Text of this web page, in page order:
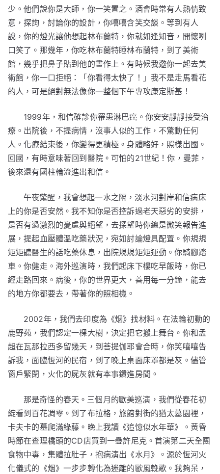
少。他們說你是大師，你一笑置之。酒會時常有人熱情致
意，探詢，討論你的設計，你嘻嘻含笑交談。等到有人
說，你的燈光讓他想起林布蘭特，你就如逢知音，開懷咧
口笑了。那幾年，你吃林布蘭特睡林布蘭特，到了美術
館，幾乎把鼻子貼到他的畫作上。有時候我邀你一起去美
術館，你一口拒絕：「你看得太快了！」我不是走馬看花
的人，可是絕對無法像你一整個下午專攻康定斯基！
1999年，和信確診你罹患淋巴癌。你安安靜靜接受治
療。出院後，不提病情，沒事人似的工作，不驚動任何
人。化療結束後，你變得更積極。身體略好，照樣出國。
回國，有時意味著回到醫院。可怕的21世紀！你，曼菲，
後來還有國柱輪流進出和信。
午夜驚醒，我會想起一水之隔，淡水河對岸和信病床
上的你是否安然。我不知你是否控訴過老天惡劣的安排，
是否有過激烈的憂慮與絕望，去探望時你總是微笑報告進
展，提起血壓體溫吃藥狀況，宛如討論燈具配置。你規規
矩矩聽醫生的話吃藥休息，出院規規矩矩運動。你騎腳踏
車。你健走。海外巡演時，我們起床下樓吃早飯時，你已
經走路回來。病後，你的世界更大，善用每一分鐘，能去
的地方你都要去，帶著你的照相機。
2002年，我們去印度為《烟》找材料。在法輪初動的
鹿野苑，我們認定一棵大樹，決定把它搬上舞台。你和孟
超在瓦那拉西多留幾天，到菩提伽耶會合時，你笑嘻嘻告
訴我，面臨恆河的民宿，到了晚上桌面床罩都是灰。儘管
窗戶緊閉，火化的屍灰就有本事鑽進房間。
那是奇怪的春天。三個月的歐美巡演，我們從春花初
綻看到百花凋零。到了布拉格，旅館對街的猶太墓園裡，
卡夫卡的墓爬滿綠藤。晚上我讀《追憶似水年華》。黃昏
時節在查理橋頭的CD店買到一疊許尼克。首演第二天全團
食物中毒，集體拉肚子，抱病演出《水月》。源於恆河火
化儀式的《烟》一步步轉化為迷離的歐風輓歌。我夠呆，